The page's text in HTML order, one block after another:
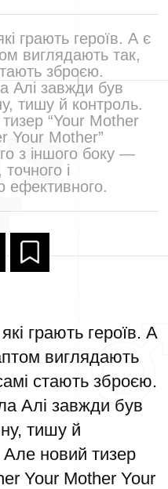
грають героїв. А є
виглядають так,
зброєю.
Алі завжди був
тишу й контроль.
“Your Mother
Your Mother”
з іншого боку —
і
ефективного.
грають героїв. А
виглядають
стають зброєю.
Алі завжди був
тишу й
Але новий тизер
Your Mother Your